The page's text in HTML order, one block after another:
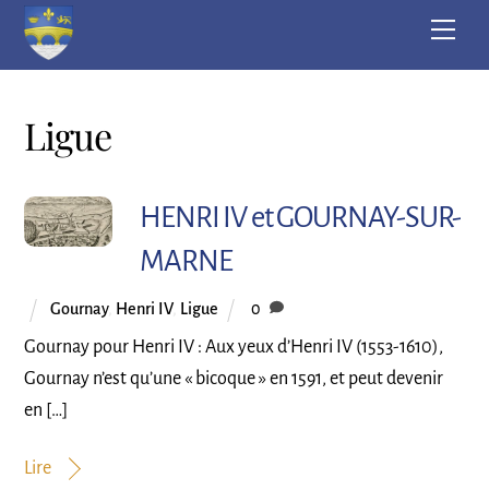
Skip
Ligue
HENRI IV et GOURNAY-SUR-
MARNE
Gournay, Henri IV, Ligue 0
Gournay pour Henri IV : Aux yeux d’Henri IV (1553-1610),
Gournay n’est qu’une « bicoque » en 1591, et peut devenir
en […]
Lire